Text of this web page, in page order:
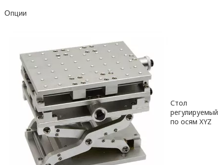
Опции
Стол
регулируемый
по осям XYZ